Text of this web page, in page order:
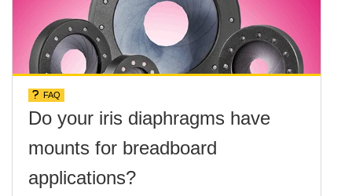
FAQ
Do your iris diaphragms have
mounts for breadboard
applications?